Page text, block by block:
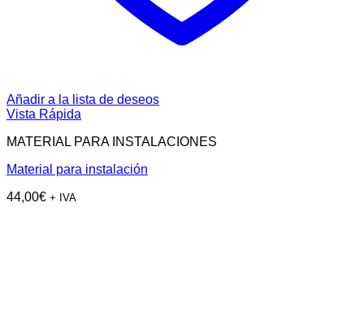
Añadir a la lista de deseos
Vista Rápida
MATERIAL PARA INSTALACIONES
Material para instalación
44,00€ + IVA